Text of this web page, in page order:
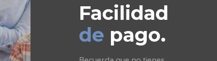
Facilidad
de pago.